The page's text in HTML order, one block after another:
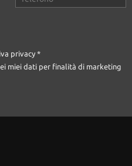
privacy *
miei dati per finalità di marketing